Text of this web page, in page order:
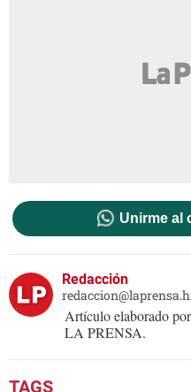
Unirme al
Redacción
Artículo elaborado
LA PRENSA.